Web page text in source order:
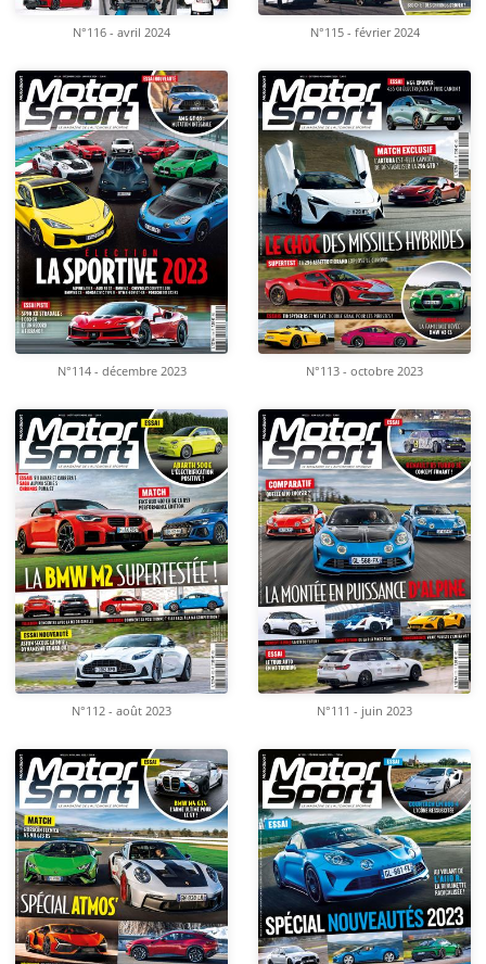
N°116 - avril 2024 N°115 - février 2024
N°114 - décembre 2023 N°113 - octobre 2023
N°112 - août 2023 N°111 - juin 2023